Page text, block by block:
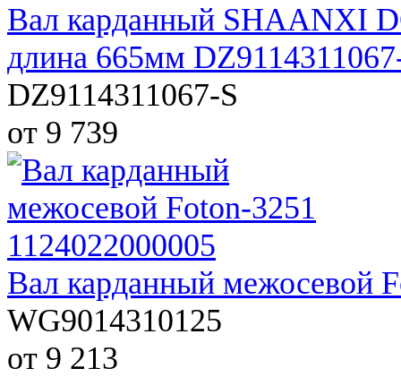
Вал карданный SHAANXI
длина 665мм
DZ9114311067-S
от 9 739
Вал карданный межосевой
WG9014310125
от 9 213